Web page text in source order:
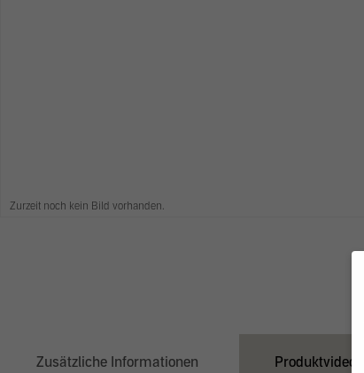
Zurzeit noch kein Bild vorhanden.
Zusätzliche Informationen Produktvideo